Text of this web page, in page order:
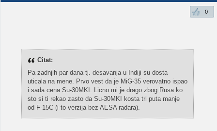
0
Citat:
Pa zadnjih par dana tj. desavanja u Indiji su dosta
uticala na mene. Prvo vest da je MiG-35 verovatno ispao
i sada cena Su-30MKI. Licno mi je drago zbog Rusa ko
sto si ti rekao zasto da Su-30MKI kosta tri puta manje
od F-15C (i to verzija bez AESA radara).